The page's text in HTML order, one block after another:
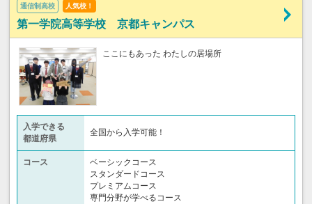
通信制高校 人気校！
第一学院高等学校 京都キャンパス
ここにもあった わたしの居場所
入学できる
都道府県
全国から入学可能！
コース
ベーシックコース
スタンダードコース
プレミアムコース
専門分野が学べるコース